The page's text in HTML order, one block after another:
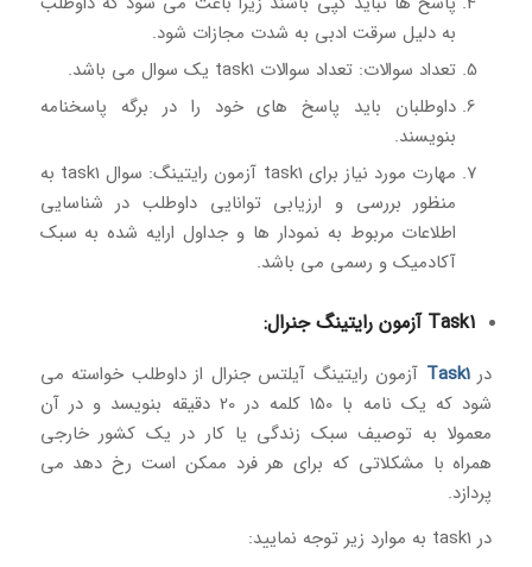
به دلیل سرقت ادبی به شدت مجازات شود.
تعداد سوالات: تعداد سوالات task1 یک سوال می باشد.
داوطلبان باید پاسخ های خود را در برگه پاسخنامه
بنویسند.
مهارت مورد نیاز برای task1 آزمون رایتینگ: سوال task1 به
منظور بررسی و ارزیابی توانایی داوطلب در شناسایی
اطلاعات مربوط به نمودار ها و جداول ارایه شده به سبک
آکادمیک و رسمی می باشد.
Task1 آزمون رایتینگ جنرال:
درTask1 آزمون رایتینگ آیلتس جنرال از داوطلب خواسته می
شود که یک نامه با 150 کلمه در 20 دقیقه بنویسد و در آن
معمولا به توصیف سبک زندگی یا کار در یک کشور خارجی
همراه با مشکلاتی که برای هر فرد ممکن است رخ دهد می
پردازد.
در task1 به موارد زیر توجه نمایید: